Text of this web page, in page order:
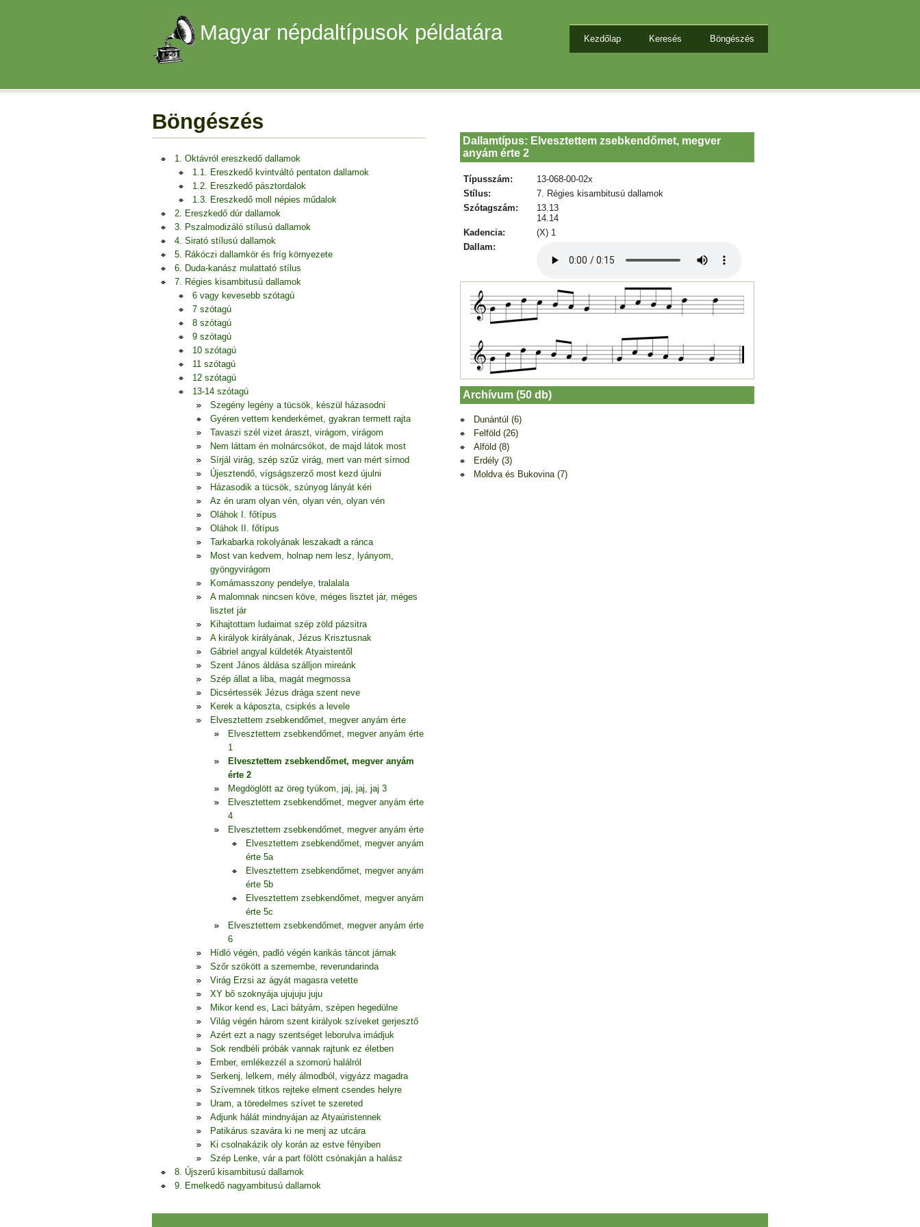
Magyar népdaltípusok példatára Kezdőlap Keresés Böngészés
Böngészés
1. Oktávról ereszkedő dallamok
1.1. Ereszkedő kvintváltó pentaton dallamok
1.2. Ereszkedő pásztordalok
1.3. Ereszkedő moll népies műdalok
2. Ereszkedő dúr dallamok
3. Pszalmodizáló stílusú dallamok
4. Sirató stílusú dallamok
5. Rákóczi dallamkör és fríg környezete
6. Duda-kanász mulattató stílus
7. Régies kisambitusú dallamok
6 vagy kevesebb szótagú
7 szótagú
8 szótagú
9 szótagú
10 szótagú
11 szótagú
12 szótagú
13-14 szótagú
Szegény legény a tücsök, készül házasodni
Gyéren vettem kenderkémet, gyakran termett rajta
Tavaszi szél vizet áraszt, virágom, virágom
Nem láttam én molnárcsókot, de majd látok most
Sírjál virág, szép szűz virág, mert van mért sírnod
Újesztendő, vígságszerző most kezd újulni
Házasodik a tücsök, szúnyog lányát kéri
Az én uram olyan vén, olyan vén, olyan vén
Oláhok I. főtípus
Oláhok II. főtípus
Tarkabarka rokolyának leszakadt a ránca
Most van kedvem, holnap nem lesz, lyányom,
gyöngyvirágom
Komámasszony pendelye, tralalala
A malomnak nincsen köve, méges lisztet jár, méges
lisztet jár
Kihajtottam ludaimat szép zöld pázsitra
A királyok királyának, Jézus Krisztusnak
Gábriel angyal küldeték Atyaistentől
Szent János áldása szálljon mireánk
Szép állat a liba, magát megmossa
Dicsértessék Jézus drága szent neve
Kerek a káposzta, csipkés a levele
Elvesztettem zsebkendőmet, megver anyám érte
Elvesztettem zsebkendőmet, megver anyám érte
1
Elvesztettem zsebkendőmet, megver anyám
érte 2
Megdöglött az öreg tyúkom, jaj, jaj, jaj 3
Elvesztettem zsebkendőmet, megver anyám érte
4
Elvesztettem zsebkendőmet, megver anyám érte
Elvesztettem zsebkendőmet, megver anyám
érte 5a
Elvesztettem zsebkendőmet, megver anyám
érte 5b
Elvesztettem zsebkendőmet, megver anyám
érte 5c
Elvesztettem zsebkendőmet, megver anyám érte
6
Hídló végén, padló végén karikás táncot járnak
Szőr szökött a szemembe, reverundarinda
Virág Erzsi az ágyát magasra vetette
XY bő szoknyája ujujuju juju
Mikor kend es, Laci bátyám, szépen hegedülne
Világ végén három szent királyok szíveket gerjesztő
Azért ezt a nagy szentséget leborulva imádjuk
Sok rendbéli próbák vannak rajtunk ez életben
Ember, emlékezzél a szomorú halálról
Serkenj, lelkem, mély álmodból, vigyázz magadra
Szívemnek titkos rejteke elment csendes helyre
Uram, a töredelmes szívet te szereted
Adjunk hálát mindnyájan az Atyaúristennek
Patikárus szavára ki ne menj az utcára
Ki csolnakázik oly korán az estve fényiben
Szép Lenke, vár a part fölött csónakján a halász
8. Újszerű kisambitusú dallamok
9. Emelkedő nagyambitusú dallamok
Dallamtípus: Elvesztettem zsebkendőmet, megver
anyám érte 2
Típusszám:
13-068-00-02x
Stílus:
7. Régies kisambitusú dallamok
Szótagszám:
13.13
14.14
Kadencia:
(X) 1
Dallam:
Archívum (50 db)
Dunántúl (6)
Felföld (26)
Alföld (8)
Erdély (3)
Moldva és Bukovina (7)